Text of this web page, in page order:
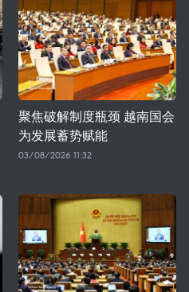
聚焦破解制度瓶颈 越南国会
为发展蓄势赋能
03/08/2026 11:32